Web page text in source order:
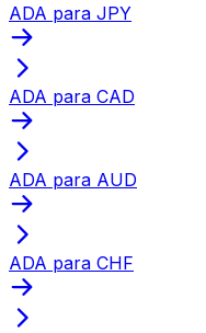
ADA para JPY
ADA para CAD
ADA para AUD
ADA para CHF